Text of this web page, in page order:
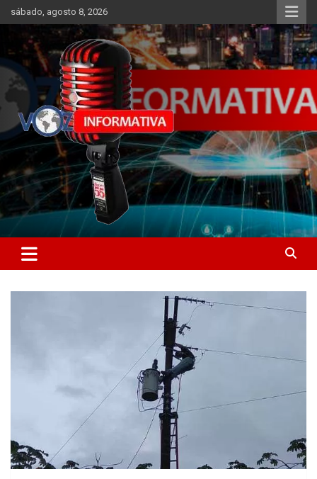
Skip
to
content
sábado, agosto 8, 2026
ncstv.info
Libertad informativa